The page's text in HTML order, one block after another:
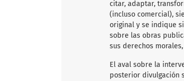
citar, adaptar,
(incluso comercial),
original y se indique
sobre las obras
sus derechos
El aval sobre la
posterior divulgación